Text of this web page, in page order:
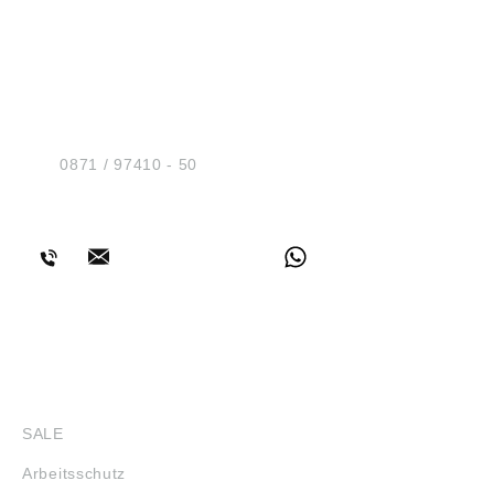
Tel.:0871 / 97410 - 50
SALE
Arbeitsschutz